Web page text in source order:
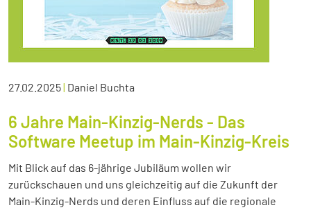
27.02.2025| Daniel Buchta
6 Jahre Main-Kinzig-Nerds - Das
Software Meetup im Main-Kinzig-Kreis
Mit Blick auf das 6-jährige Jubiläum wollen wir
zurückschauen und uns gleichzeitig auf die Zukunft der
Main-Kinzig-Nerds und deren Einfluss auf die regionale